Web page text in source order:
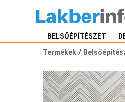
BELSŐÉPÍTÉSZET
Termékek /